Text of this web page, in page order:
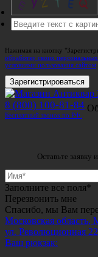
Нажимая на кнопку
обработку своих
условиями пользования сайтом
Зарегистрироваться
8 (800) 100-81-84
Бесплатный звонок по РФ.
Оставьте
Заполните все поля*
Перезвонить мне
Спасибо, мы Вам
Московская область,
ул. Революционная
Ваш рюкзак: